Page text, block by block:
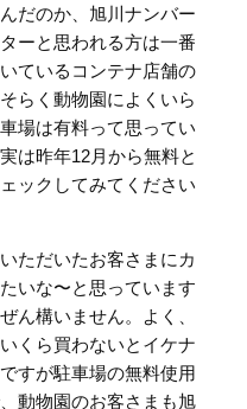
だのか、旭川ナンバー
ーと思われる方は一番
ているコンテナ店舗の
らく動物園によくいら
場は有料って思ってい
は昨年12月から無料と
ックしてみてください
ただいたお客さまにカ
いな〜と思っています
ん構いません。よく、
くら買わないとイケナ
すが駐車場の無料使用
動物園のお客さまも旭